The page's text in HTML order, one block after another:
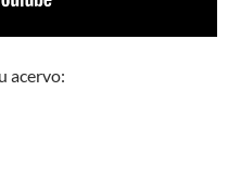
acervo: